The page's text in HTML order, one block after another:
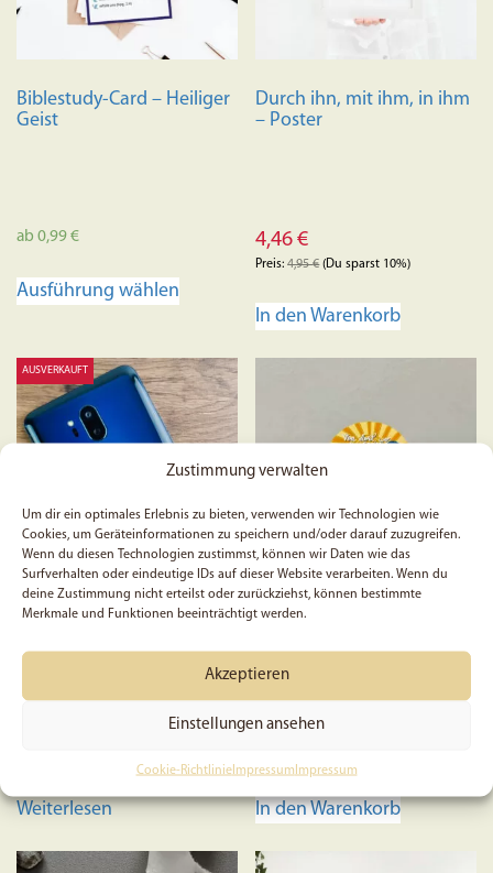
Zustimmung verwalten
Um dir ein optimales Erlebnis zu bieten, verwenden wir Technologien wie
Cookies, um Geräteinformationen zu speichern und/oder darauf zuzugreifen.
Wenn du diesen Technologien zustimmst, können wir Daten wie das
Surfverhalten oder eindeutige IDs auf dieser Website verarbeiten. Wenn du
deine Zustimmung nicht erteilst oder zurückziehst, können bestimmte
Merkmale und Funktionen beeinträchtigt werden.
Akzeptieren
Einstellungen ansehen
Cookie-RichtlinieImpressum Impressum
Biblestudy-Card – Heiliger
Geist
ab 0,99€
Ausführung wählen
Varianten
auf.
Die
Optionen
auf
der
Produktseite
gewählt
Durch ihn, mit ihm, in ihm
– Poster
4,46€
Preis:4,95€(Du sparst 10%)
In den Warenkorb
AUSVERKAUFT
5x „Love“-Sticker
Weiterlesen
5x Psalm 113, 3 – Sticker
In den Warenkorb